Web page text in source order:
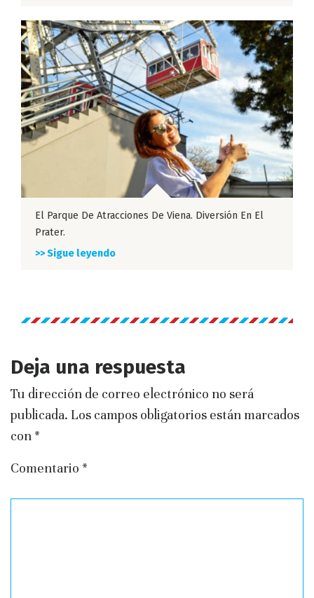
El Parque De Atracciones De Viena. Diversión En El
Prater.
>> Sigue leyendo
Deja una respuesta
Tu dirección de correo electrónico no será
publicada. Los campos obligatorios están marcados
con *
Comentario *